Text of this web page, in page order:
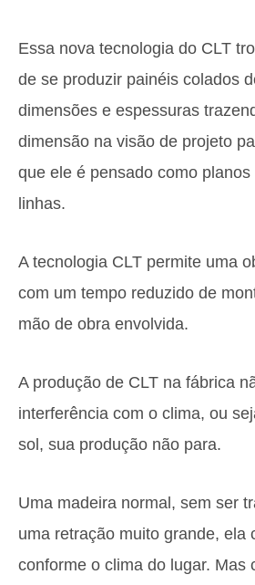
Essa nova tecnologia do CLT
de se produzir painéis colados
dimensões e espessuras
dimensão na visão de projeto
que ele é pensado como
linhas.
A tecnologia CLT permite uma
com um tempo reduzido de
mão de obra envolvida.
A produção de CLT na fábrica
interferência com o clima, ou
sol, sua produção não para.
Uma madeira normal, sem ser
uma retração muito grande, ela
conforme o clima do lugar. Mas